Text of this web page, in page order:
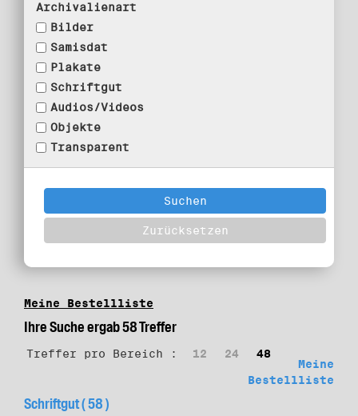
Archivalienart
Bilder
Samisdat
Plakate
Schriftgut
Audios/Videos
Objekte
Transparent
Meine Bestellliste
Ihre Suche ergab 58 Treffer
Treffer pro Bereich : 12 24
48
Meine
Bestellliste
Schriftgut ( 58 )